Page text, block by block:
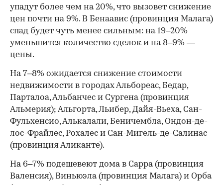
упадут более чем на 20%, что вызовет снижение
цен почти на 9%. В Бенаавис (провинция Малага)
спад будет чуть менее сильным: на 19–20%
уменьшится количество сделок и на 8–9% —
цены.
На 7–8% ожидается снижение стоимости
недвижимости в городах Альбореас, Бедар,
Парталоа, Альбанчес и Сургена (провинция
Альмерия); Альгорта, Льибер, Дайя-Вьеха, Сан-
Фульхенсио, Алькалали, Беничембла, Ондон-де-
лос-Фрайлес, Рохалес и Сан-Мигель-де-Салинас
(провинция Аликанте).
На 6–7% подешевеют дома в Сарра (провинция
Валенсия), Виньюэла (провинция Малага) и Орба